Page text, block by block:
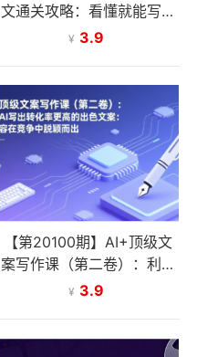
文通关攻略：看懂就能写、
写完就能过稿，让写作变现
¥ 3.9
【第20100期】AI+顶级文
案写作课（第二卷）：利用
AI写出转化率更高的出色文
¥ 3.9